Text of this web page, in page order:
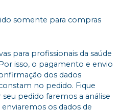
somente para compras
para profissionais da saúde
isso, o pagamento e envio
dos dados
no pedido. Fique
pedido faremos a análise
os dados de